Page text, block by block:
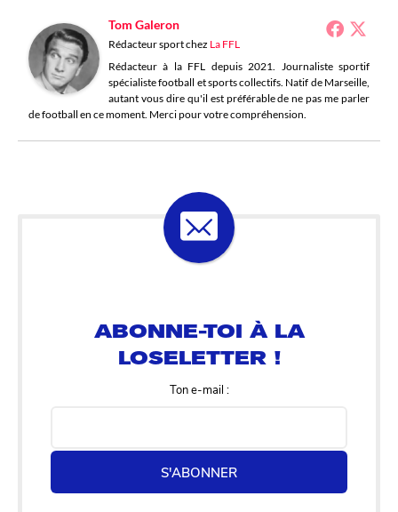
Tom Galeron
Rédacteur sportchez La FFL
Rédacteur à la FFL depuis 2021. Journaliste sportif
spécialiste football et sports collectifs. Natif de Marseille,
autant vous dire qu'il est préférable de ne pas me parler
de football en ce moment. Merci pour votre compréhension.
Ton e-mail :
S'ABONNER